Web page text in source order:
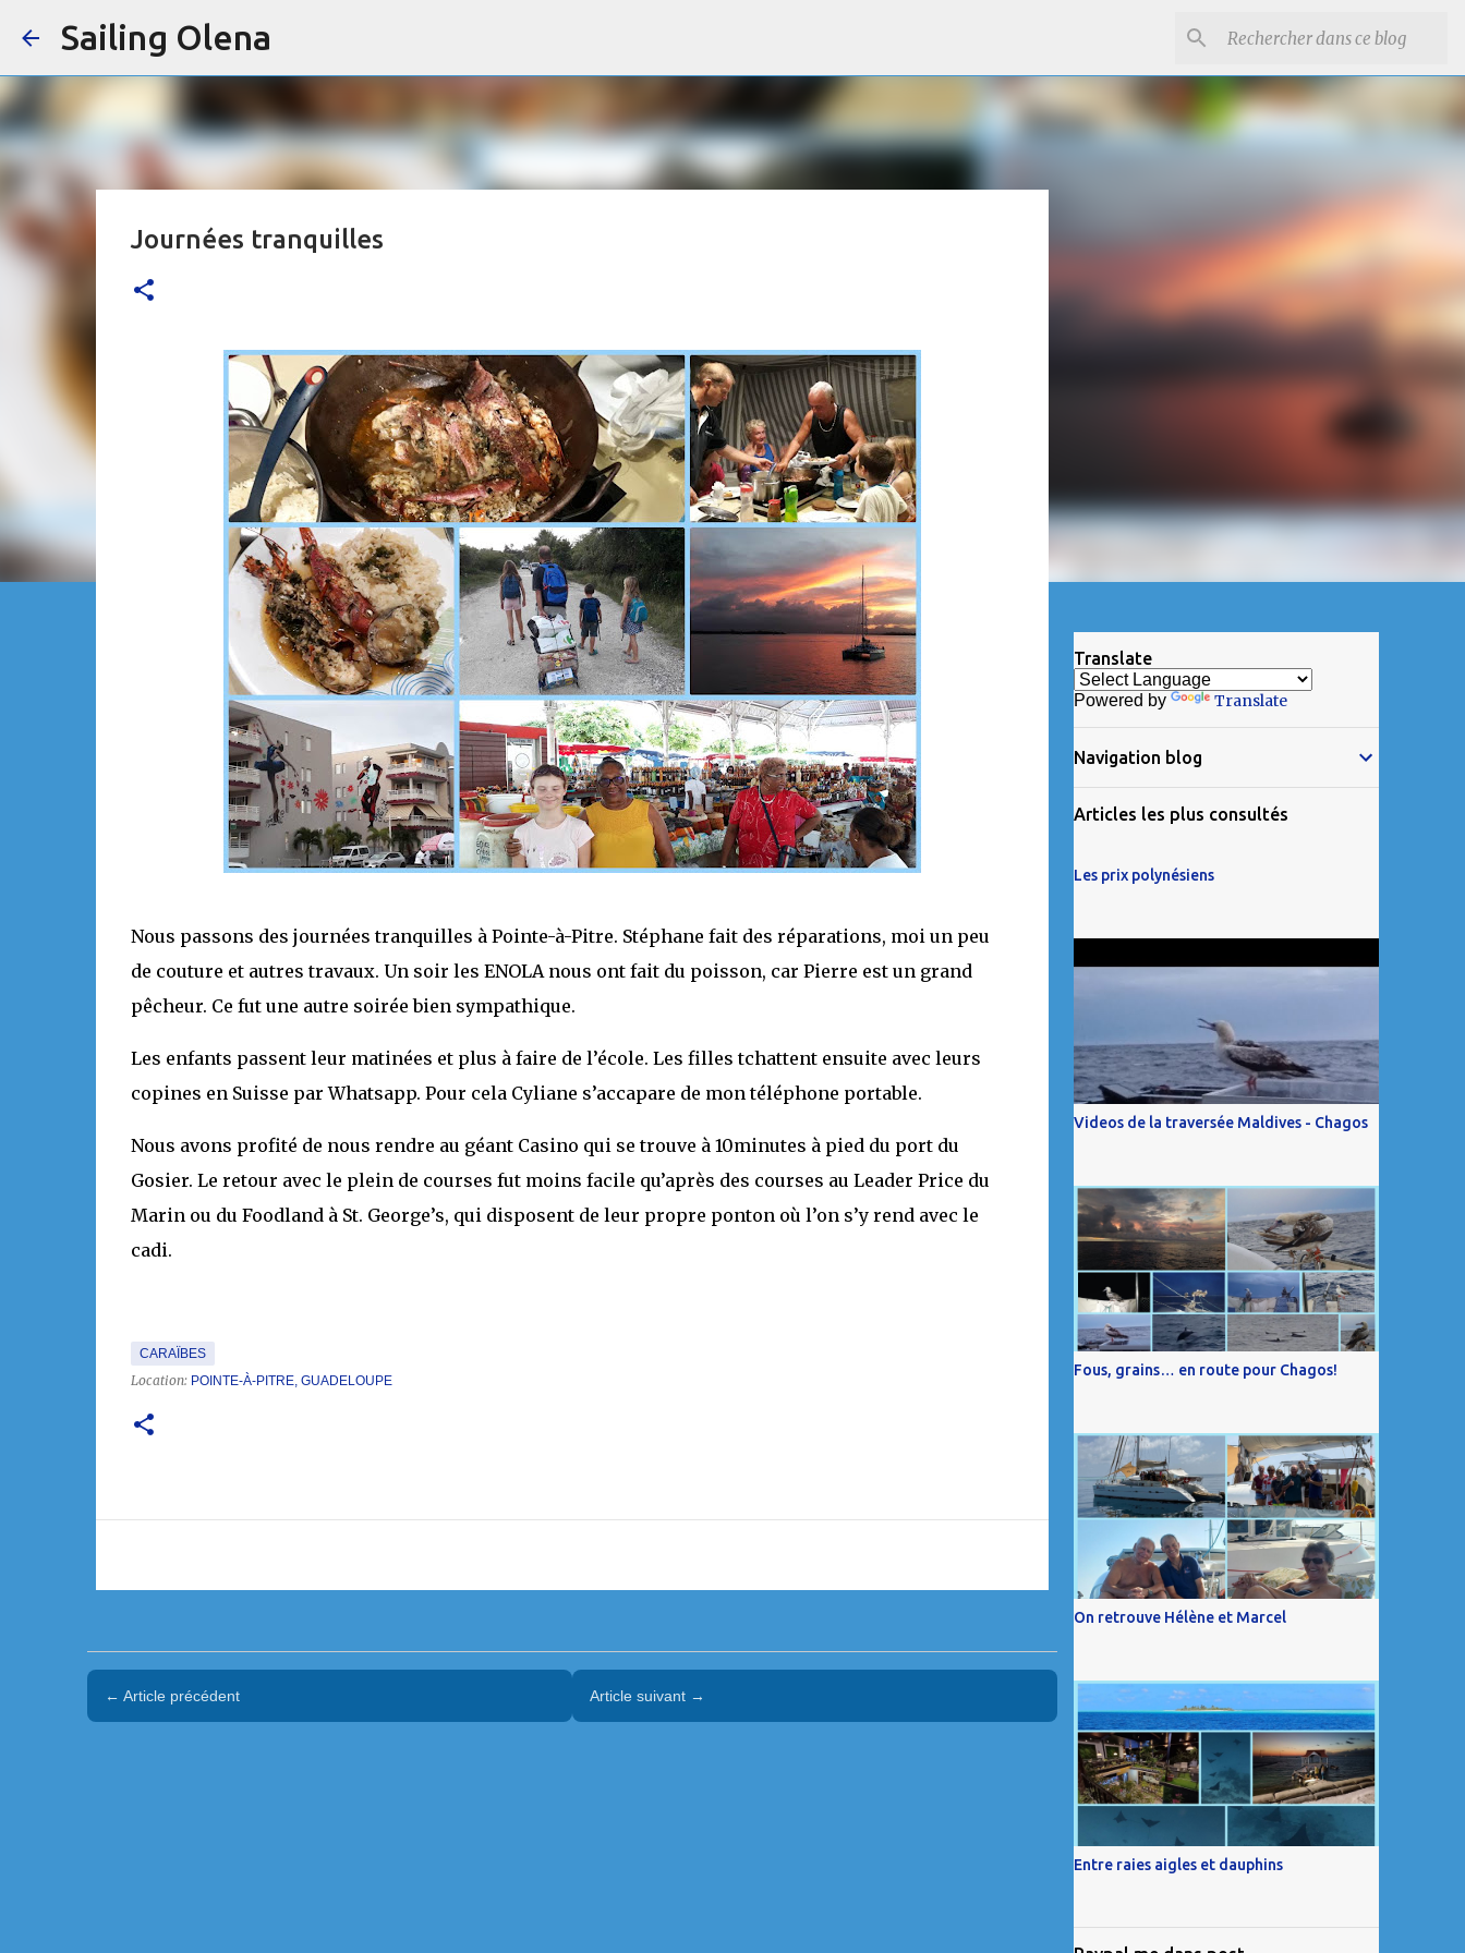
Sailing Olena
Journées tranquilles
Nous passons des journées tranquilles à Pointe-à-Pitre. Stéphane fait des réparations, moi un peu
de couture et autres travaux. Un soir les ENOLA nous ont fait du poisson, car Pierre est un grand
pêcheur. Ce fut une autre soirée bien sympathique.
Les enfants passent leur matinées et plus à faire de l’école. Les filles tchattent ensuite avec leurs
copines en Suisse par Whatsapp. Pour cela Cyliane s’accapare de mon téléphone portable.
Nous avons profité de nous rendre au géant Casino qui se trouve à 10minutes à pied du port du
Gosier. Le retour avec le plein de courses fut moins facile qu’après des courses au Leader Price du
Marin ou du Foodland à St. George’s, qui disposent de leur propre ponton où l’on s’y rend avec le
cadi.
CARAÏBES
Location: POINTE-À-PITRE, GUADELOUPE
← Article précédent Article suivant →
Translate
Powered by Translate
Navigation blog
Articles les plus consultés
Les prix polynésiens
Videos de la traversée Maldives - Chagos
Fous, grains… en route pour Chagos!
On retrouve Hélène et Marcel
Entre raies aigles et dauphins